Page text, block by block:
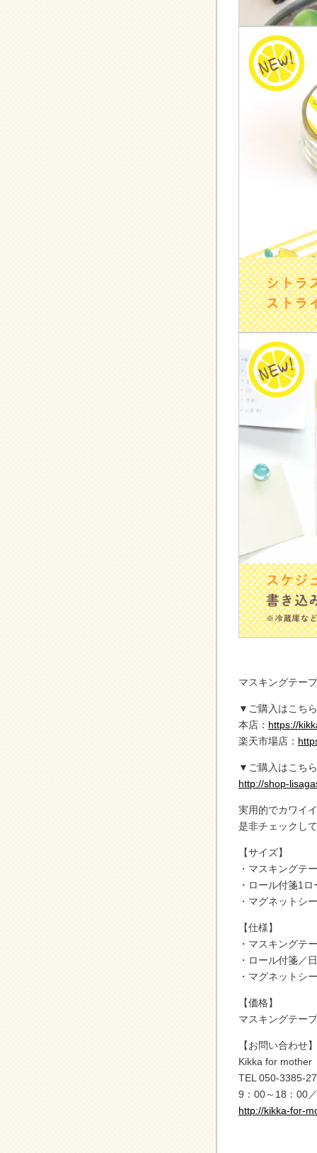
マスキングテー
▼ご購入はこち
本店： https://
楽天市場店：
▼ご購入はこち
http://shop-
実用的でカワイ
是非チェックし
【サイズ】
・マスキングテ
・ロール付箋1
・マグネットシ
【仕様】
・マスキングテ
・ロール付箋／
・マグネットシ
【価格】
マスキングテー
【お問い合わせ】
Kikka for mother
TEL 050-3385-
9：00～18：00
http://kikka-for-